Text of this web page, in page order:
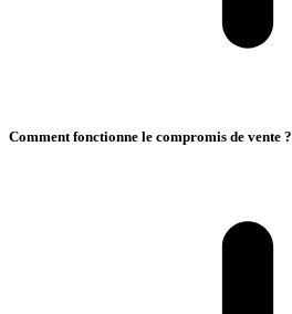
Comment fonctionne le compromis de vente ?